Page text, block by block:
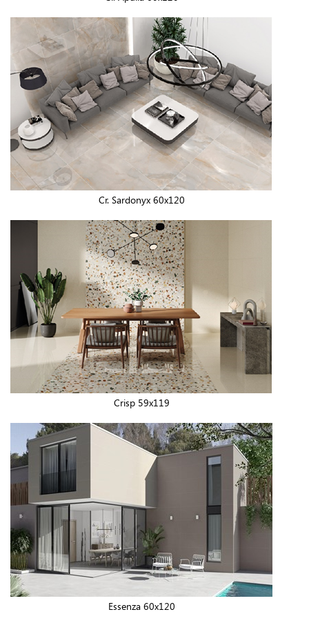
Cr. Sardonyx 60x120
Crisp 59x119
Essenza 60x120